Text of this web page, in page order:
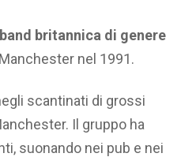
band britannica di genere
nel 1991.
scantinati di grossi
Il gruppo ha
suonando nei pub e nei